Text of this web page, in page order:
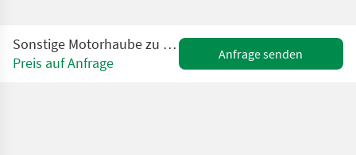
Sonstige Motorhaube zu Lindner Geo 84ep Pro, Geo 94ep....
Preis auf Anfrage
Anfrage senden